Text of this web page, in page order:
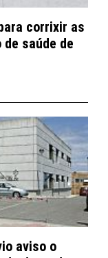
corrixir as
saúde de
aviso o